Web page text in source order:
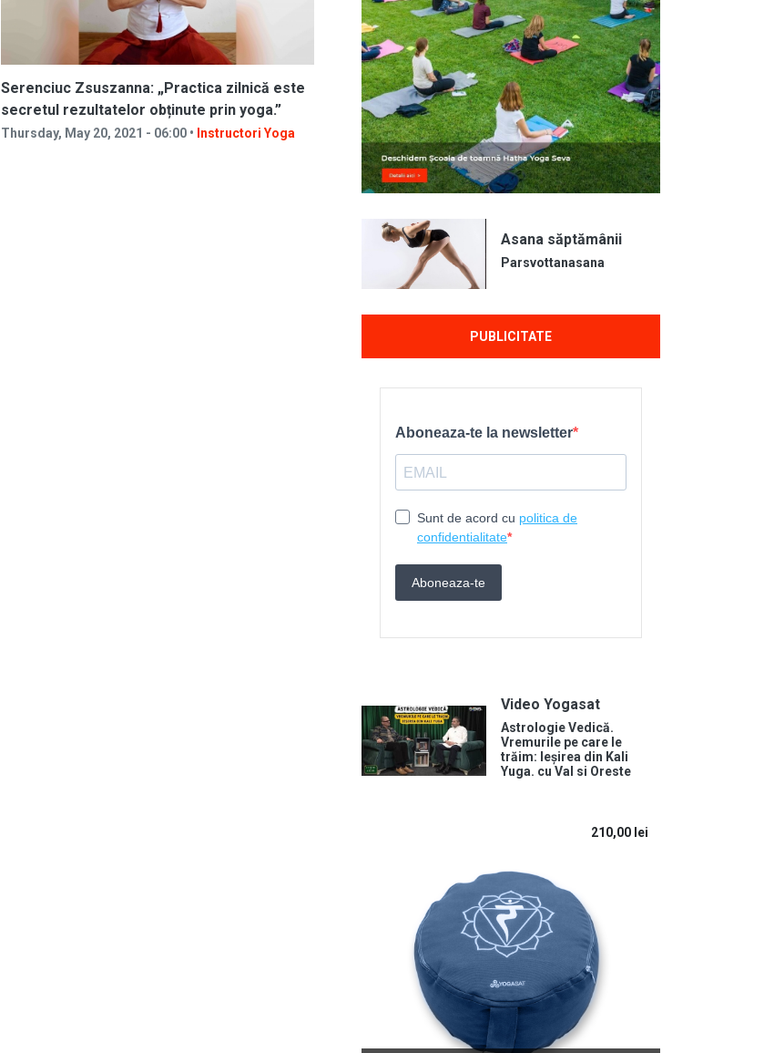
Serenciuc Zsuszanna: „Practica zilnică este
secretul rezultatelor obținute prin yoga.”
Thursday, May 20, 2021 - 06:00 • Instructori Yoga
Asana săptămânii
Parsvottanasana
PUBLICITATE
Video Yogasat
Astrologie Vedică.
Vremurile pe care le
trăim: Ieșirea din Kali
Yuga. cu Val si Oreste
210,00 lei